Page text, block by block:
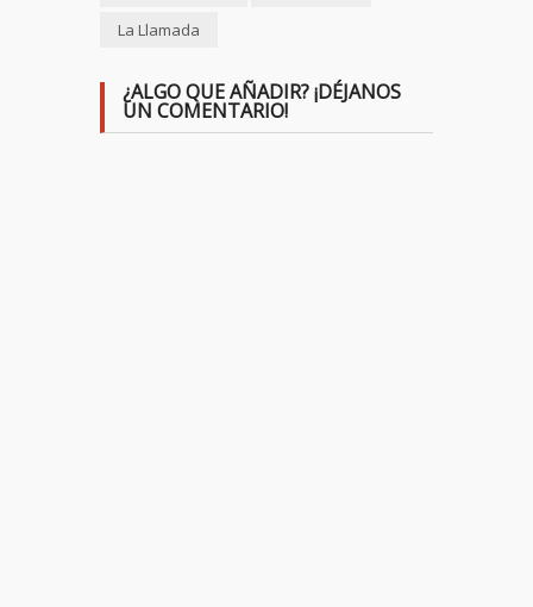
La Llamada
¿ALGO QUE AÑADIR? ¡DÉJANOS
UN COMENTARIO!